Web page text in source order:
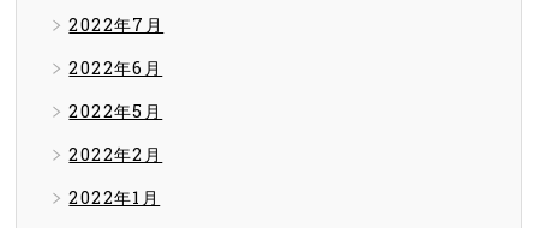
2022年7月
2022年6月
2022年5月
2022年2月
2022年1月